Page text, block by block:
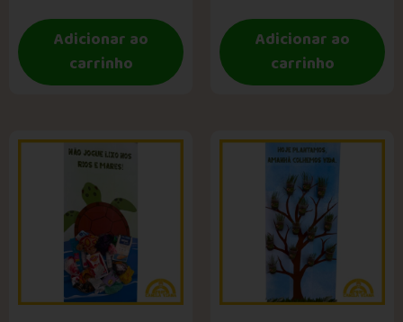
Adicionar ao
carrinho
Adicionar ao
carrinho